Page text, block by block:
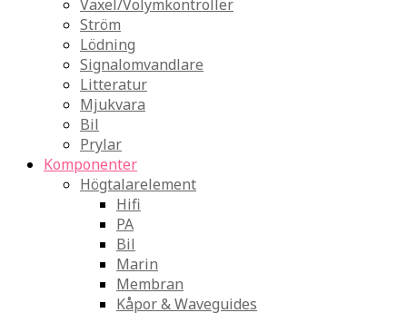
Växel/Volymkontroller
Ström
Lödning
Signalomvandlare
Litteratur
Mjukvara
Bil
Prylar
Komponenter
Högtalarelement
Hifi
PA
Bil
Marin
Membran
Kåpor & Waveguides